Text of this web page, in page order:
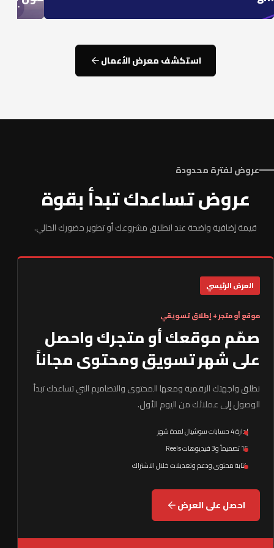
استكشف معرض الأعمال
عروض لفترة محدودة
عروض تساعدك تبدأ بقوة
قيمة إضافية واضحة عند انطلاق مشروعك أو تطوير حضورك الحالي.
العرض الرئيسي
موقع أو متجر + إطلاق تسويقي
صمّم موقعك أو متجرك واحصل
على شهر تسويق ومحتوى مجاناً
نطلق واجهتك الرقمية ومعها المحتوى والتصاميم التي تساعدك تبدأ
الوصول إلى عملائك من اليوم الأول.
إدارة 4 حسابات سوشيال لمدة شهر
15 تصميماً و3 فيديوهات Reels
كتابة محتوى ودعم وتعديلات خلال الاشتراك
احصل على العرض